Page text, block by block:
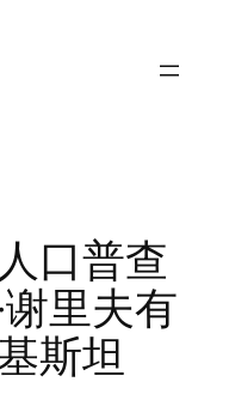
口普查
里夫有
斯坦